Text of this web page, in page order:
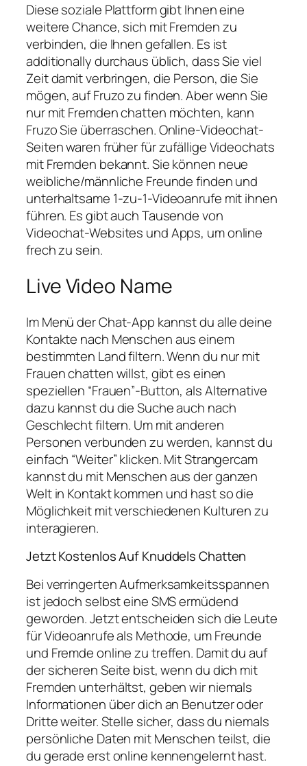
Diese soziale Plattform gibt Ihnen eine
weitere Chance, sich mit Fremden zu
verbinden, die Ihnen gefallen. Es ist
additionally durchaus üblich, dass Sie viel
Zeit damit verbringen, die Person, die Sie
mögen, auf Fruzo zu finden. Aber wenn Sie
nur mit Fremden chatten möchten, kann
Fruzo Sie überraschen. Online-Videochat-
Seiten waren früher für zufällige Videochats
mit Fremden bekannt. Sie können neue
weibliche/männliche Freunde finden und
unterhaltsame 1-zu-1-Videoanrufe mit ihnen
führen. Es gibt auch Tausende von
Videochat-Websites und Apps, um online
frech zu sein.
Live Video Name
Im Menü der Chat-App kannst du alle deine
Kontakte nach Menschen aus einem
bestimmten Land filtern. Wenn du nur mit
Frauen chatten willst, gibt es einen
speziellen “Frauen”-Button, als Alternative
dazu kannst du die Suche auch nach
Geschlecht filtern. Um mit anderen
Personen verbunden zu werden, kannst du
einfach “Weiter” klicken. Mit Strangercam
kannst du mit Menschen aus der ganzen
Welt in Kontakt kommen und hast so die
Möglichkeit mit verschiedenen Kulturen zu
interagieren.
Jetzt Kostenlos Auf Knuddels Chatten
Bei verringerten Aufmerksamkeitsspannen
ist jedoch selbst eine SMS ermüdend
geworden. Jetzt entscheiden sich die Leute
für Videoanrufe als Methode, um Freunde
und Fremde online zu treffen. Damit du auf
der sicheren Seite bist, wenn du dich mit
Fremden unterhältst, geben wir niemals
Informationen über dich an Benutzer oder
Dritte weiter. Stelle sicher, dass du niemals
persönliche Daten mit Menschen teilst, die
du gerade erst online kennengelernt hast.